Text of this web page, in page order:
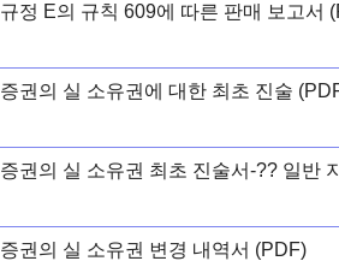
규정 E의 규칙 609에 따른 판매 보고서
증권의 실 소유권에 대한 최초 진술
증권의 실 소유권 최초 진술서-?? 일반
증권의 실 소유권 변경 내역서 (PDF)